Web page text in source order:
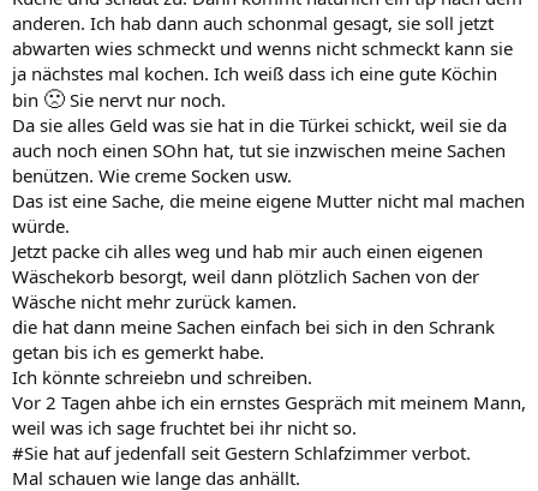
anderen. Ich hab dann auch schonmal gesagt, sie soll jetzt
abwarten wies schmeckt und wenns nicht schmeckt kann sie
ja nächstes mal kochen. Ich weiß dass ich eine gute Köchin
bin 🙁 Sie nervt nur noch.
Da sie alles Geld was sie hat in die Türkei schickt, weil sie da
auch noch einen SOhn hat, tut sie inzwischen meine Sachen
benützen. Wie creme Socken usw.
Das ist eine Sache, die meine eigene Mutter nicht mal machen
würde.
Jetzt packe cih alles weg und hab mir auch einen eigenen
Wäschekorb besorgt, weil dann plötzlich Sachen von der
Wäsche nicht mehr zurück kamen.
die hat dann meine Sachen einfach bei sich in den Schrank
getan bis ich es gemerkt habe.
Ich könnte schreiebn und schreiben.
Vor 2 Tagen ahbe ich ein ernstes Gespräch mit meinem Mann,
weil was ich sage fruchtet bei ihr nicht so.
#Sie hat auf jedenfall seit Gestern Schlafzimmer verbot.
Mal schauen wie lange das anhällt.